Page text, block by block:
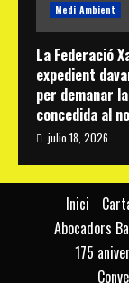
Medi Ambient
La Federació
expedient
per demanar
concedida al
julio 18, 2026
Inici
Abocadors
175